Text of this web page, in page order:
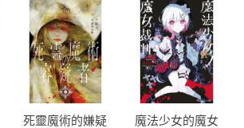
死靈魔術的嫌疑
魔法少女的魔女